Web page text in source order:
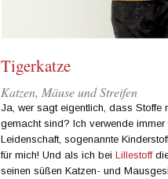
Tigerkatze
Katzen, Mäuse und Streifen
Ja, wer sagt eigentlich, dass Stoffe
gemacht sind? Ich verwende
Leidenschaft, sogenannte
für mich! Und als ich bei Lillestoff
seinen süßen Katzen- und